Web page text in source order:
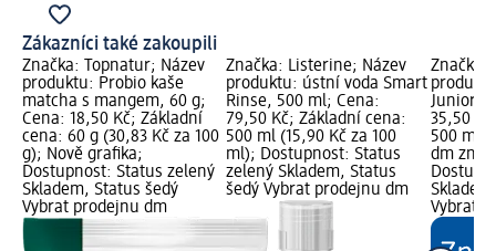
Zákazníci také zakoupili
Značka: Topnatur; Název
produktu: Probio kaše
matcha s mangem, 60 g;
Cena: 18,50 Kč; Základní
cena: 60 g (30,83 Kč za 100
g); Nově grafika;
Dostupnost: Status zelený
Skladem, Status šedý
Vybrat prodejnu dm
Značka: Listerine; Název
produktu: ústní voda Smart
Rinse, 500 ml; Cena:
79,50 Kč; Základní cena:
500 ml (15,90 Kč za 100
ml); Dostupnost: Status
zelený Skladem, Status
šedý Vybrat prodejnu dm
Značka:
Junior,
35,50
500 ml
dm
Vybrat